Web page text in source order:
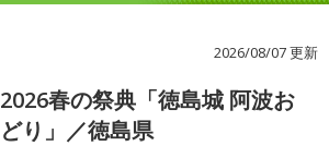
2026/08/07 更新
2026春の祭典「徳島城 阿波お
どり」／徳島県